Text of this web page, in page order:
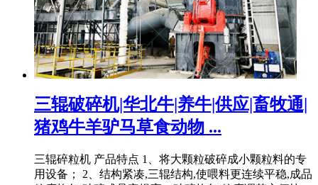
三辊破碎机|华北牛|养牛|供应|畜牧通|
猪鸡牛羊驴马草食动物 ...
三辊碎粒机 产品特点 1、将大颗粒破碎成小颗粒料的专
用设备； 2、结构紧凑,三辊结构,使喂料更连续平稳,成品